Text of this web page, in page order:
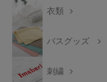
衣類
バスグッズ
刺繍